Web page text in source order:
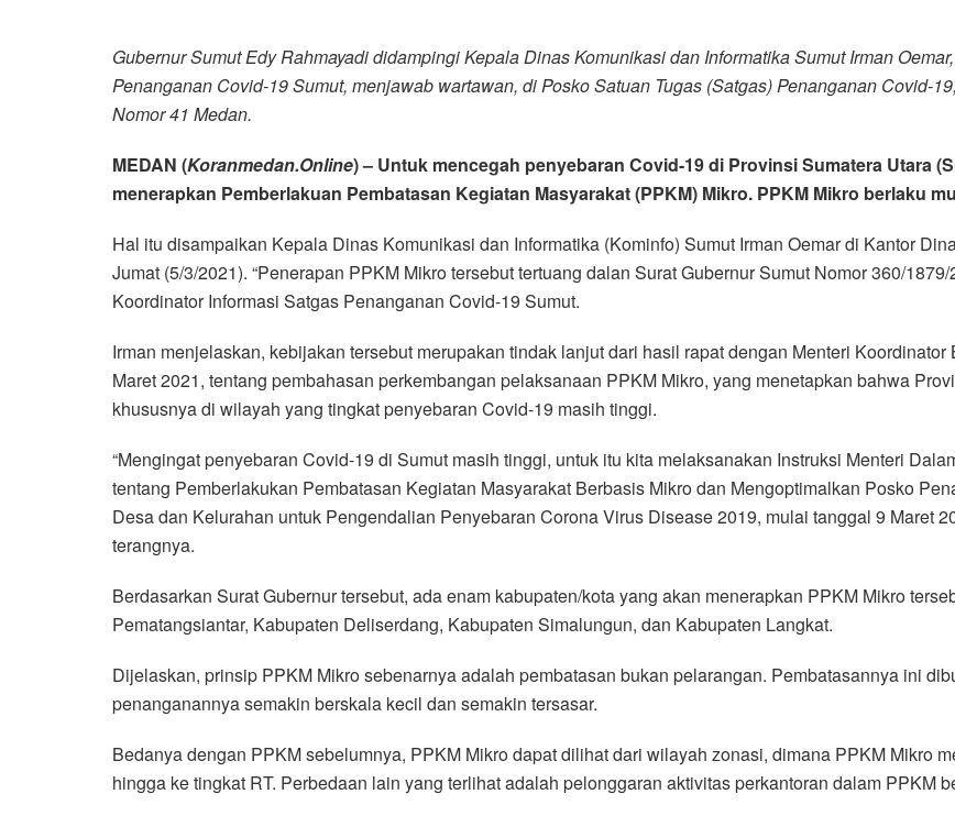
Gubernur Sumut Edy Rahmayadi didampingi Kepala Dinas Komunikasi dan Informatika Sumut Irman
Penanganan Covid-19 Sumut, menjawab wartawan, di Posko Satuan Tugas (Satgas) Penanganan Covid-
Nomor 41 Medan.
MEDAN (Koranmedan.Online) – Untuk mencegah penyebaran Covid-19 di Provinsi Sumatera Utara
menerapkan Pemberlakuan Pembatasan Kegiatan Masyarakat (PPKM) Mikro. PPKM Mikro berlaku
Hal itu disampaikan Kepala Dinas Komunikasi dan Informatika (Kominfo) Sumut Irman Oemar di Kantor
Jumat (5/3/2021). “Penerapan PPKM Mikro tersebut tertuang dalan Surat Gubernur Sumut Nomor 360/
Koordinator Informasi Satgas Penanganan Covid-19 Sumut.
Irman menjelaskan, kebijakan tersebut merupakan tindak lanjut dari hasil rapat dengan Menteri
Maret 2021, tentang pembahasan perkembangan pelaksanaan PPKM Mikro, yang menetapkan bahwa
khususnya di wilayah yang tingkat penyebaran Covid-19 masih tinggi.
“Mengingat penyebaran Covid-19 di Sumut masih tinggi, untuk itu kita melaksanakan Instruksi Menteri
tentang Pemberlakukan Pembatasan Kegiatan Masyarakat Berbasis Mikro dan Mengoptimalkan Posko
Desa dan Kelurahan untuk Pengendalian Penyebaran Corona Virus Disease 2019, mulai tanggal 9 Maret
terangnya.
Berdasarkan Surat Gubernur tersebut, ada enam kabupaten/kota yang akan menerapkan PPKM Mikro
Pematangsiantar, Kabupaten Deliserdang, Kabupaten Simalungun, dan Kabupaten Langkat.
Dijelaskan, prinsip PPKM Mikro sebenarnya adalah pembatasan bukan pelarangan. Pembatasannya ini
penanganannya semakin berskala kecil dan semakin tersasar.
Bedanya dengan PPKM sebelumnya, PPKM Mikro dapat dilihat dari wilayah zonasi, dimana PPKM Mikro
hingga ke tingkat RT. Perbedaan lain yang terlihat adalah pelonggaran aktivitas perkantoran dalam PPKM